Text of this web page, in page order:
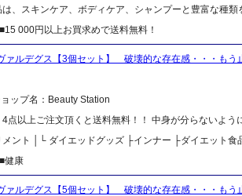
、スキンケア、ボディケア、シャンプーと豊富な種
000円以上お買求めで送料無料！
ルデグス【3個セット】 破壊的な存在感・・・もう
ップ名：Beauty Station
点以上ご注文頂くと送料無料！！ 中身が分らないよう
メント │└ ダイエッドグッズ ├インナー ├ダイエッ
健康
ルデグス【5個セット】 破壊的な存在感・・・もう